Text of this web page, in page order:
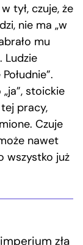
tył, czuje, że
nie ma „w
mu
Ludzie
stoickie
tej pracy,
Czuje
nawet
wszystko już
zła